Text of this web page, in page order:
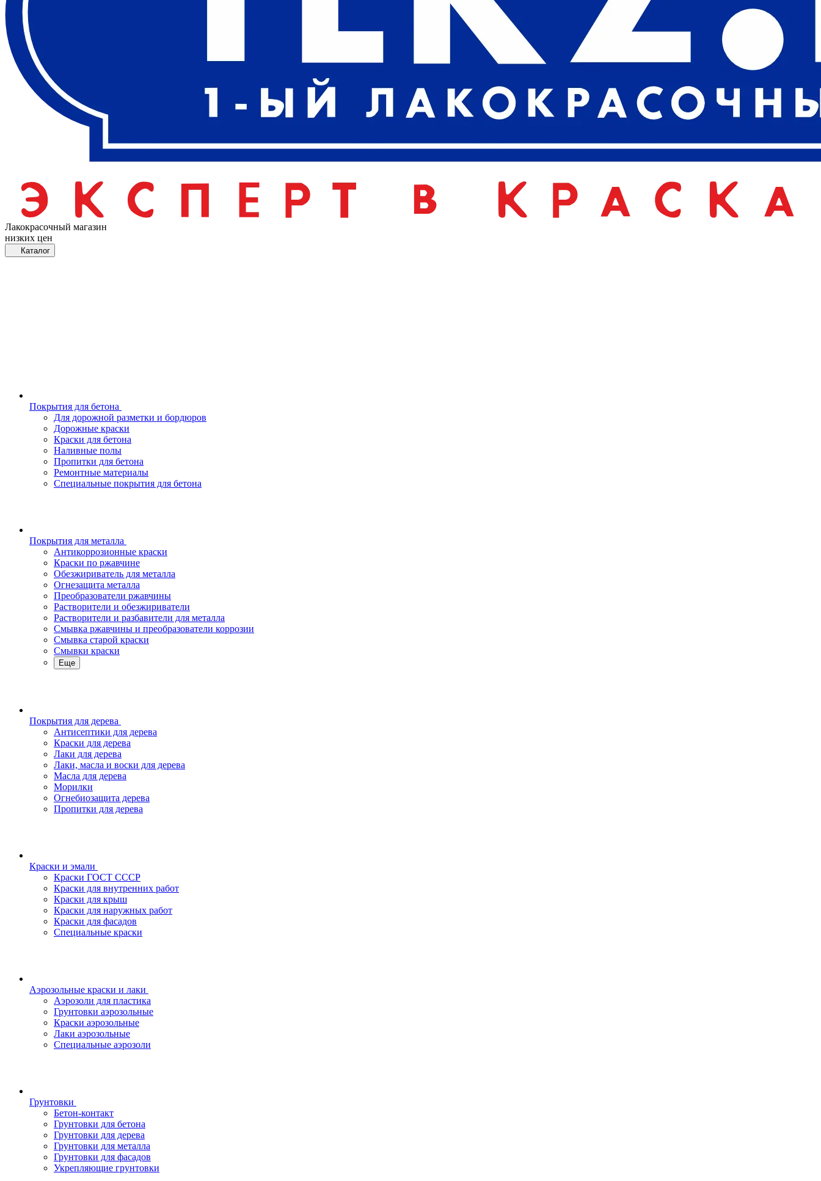
Лакокрасочный магазин
низких цен
Каталог
Покрытия для бетона
Для дорожной разметки и бордюров
Дорожные краски
Краски для бетона
Наливные полы
Пропитки для бетона
Ремонтные материалы
Специальные покрытия для бетона
Покрытия для металла
Антикоррозионные краски
Краски по ржавчине
Обезжириватель для металла
Огнезащита металла
Преобразователи ржавчины
Растворители и обезжириватели
Растворители и разбавители для металла
Смывка ржавчины и преобразователи коррозии
Смывка старой краски
Смывки краски
Еще
Покрытия для дерева
Антисептики для дерева
Краски для дерева
Лаки для дерева
Лаки, масла и воски для дерева
Масла для дерева
Морилки
Огнебиозащита дерева
Пропитки для дерева
Краски и эмали
Краски ГОСТ СССР
Краски для внутренних работ
Краски для крыш
Краски для наружных работ
Краски для фасадов
Специальные краски
Аэрозольные краски и лаки
Аэрозоли для пластика
Грунтовки аэрозольные
Краски аэрозольные
Лаки аэрозольные
Специальные аэрозоли
Грунтовки
Бетон-контакт
Грунтовки для бетона
Грунтовки для дерева
Грунтовки для металла
Грунтовки для фасадов
Укрепляющие грунтовки